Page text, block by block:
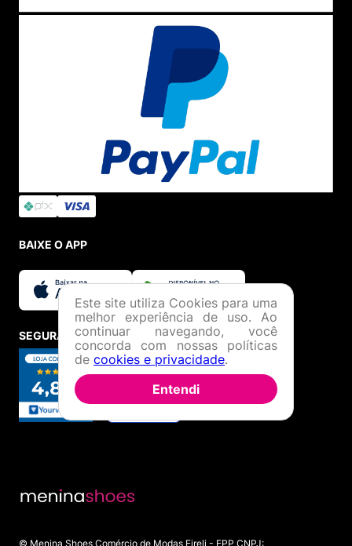
BAIXE O APP
SEGURANÇA E CREDIBILIDADE
© Menina Shoes Comércio de Modas Eireli - EPP CNPJ:
Este site utiliza Cookies para uma
melhor experiência de uso. Ao
continuar navegando, você
concorda com nossas políticas
de cookies e privacidade.
Entendi